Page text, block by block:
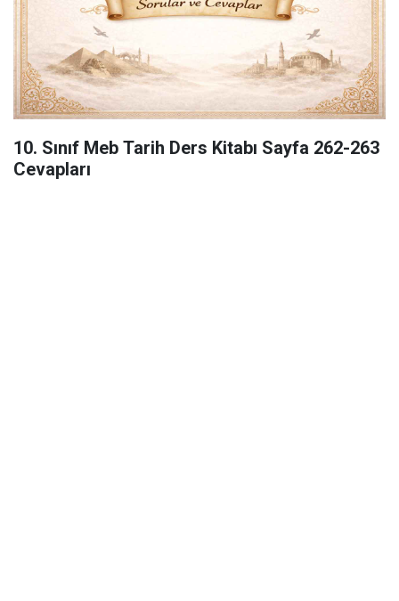
10. Sınıf Meb Tarih Ders Kitabı Sayfa 262-263
Cevapları